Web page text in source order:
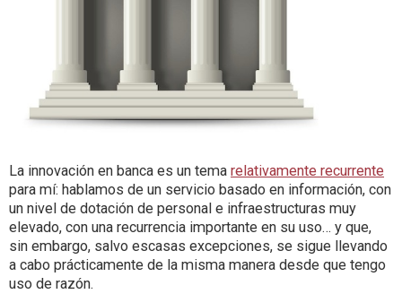
La innovación en banca es un tema relativamente recurrente
para mí: hablamos de un servicio basado en información, con
un nivel de dotación de personal e infraestructuras muy
elevado, con una recurrencia importante en su uso… y que,
sin embargo, salvo escasas excepciones, se sigue llevando
a cabo prácticamente de la misma manera desde que tengo
uso de razón.